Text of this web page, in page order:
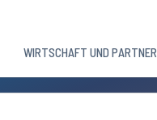
WIRTSCHAFT UND PARTNER